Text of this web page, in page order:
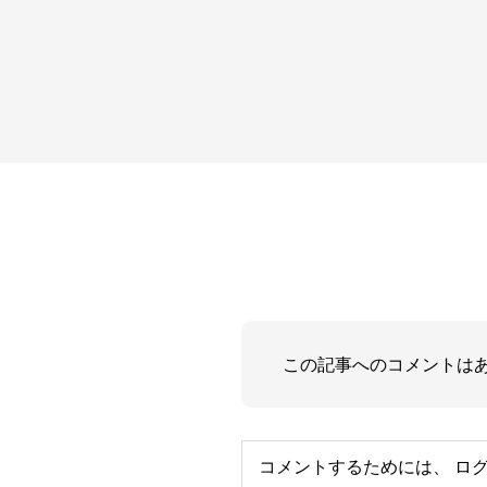
この記事へのコメントは
コメントするためには、 ロ